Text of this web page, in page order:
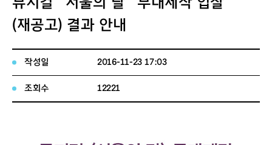
(재공고) 결과 안내
작성일 2016-11-23 17:03
조회수 12221